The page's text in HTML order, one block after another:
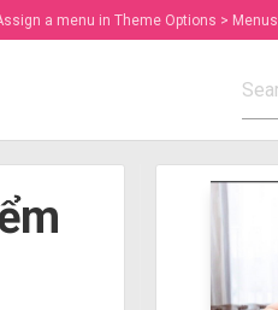
a menu in Theme Options > Menus